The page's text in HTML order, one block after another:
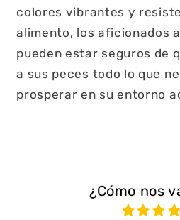
colores vibrantes y
alimento, los aficionados
pueden estar seguros de
a sus peces todo lo que
prosperar en su entorno
¿Cómo nos